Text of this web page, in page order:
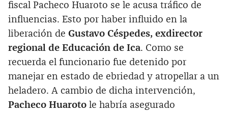
fiscal Pacheco Huaroto se le acusa tráfico de
influencias. Esto por haber influido en la
liberación de Gustavo Céspedes, exdirector
regional de Educación de Ica. Como se
recuerda el funcionario fue detenido por
manejar en estado de ebriedad y atropellar a un
heladero. A cambio de dicha intervención,
Pacheco Huaroto le habría asegurado